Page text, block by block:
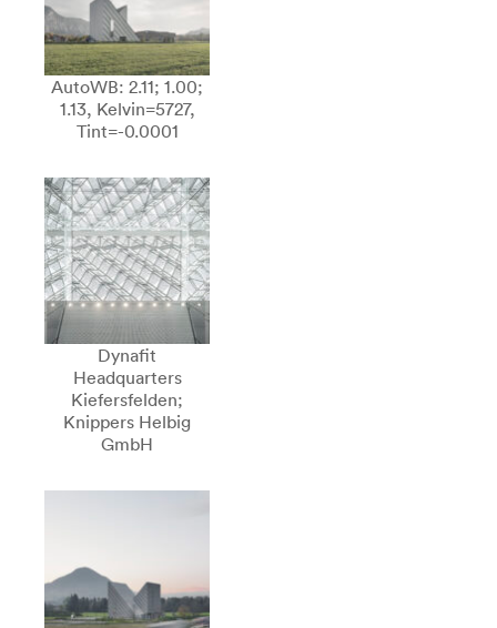
AutoWB: 2.11; 1.00;
1.13, Kelvin=5727,
Tint=-0.0001
Dynafit
Headquarters
Kiefersfelden;
Knippers Helbig
GmbH